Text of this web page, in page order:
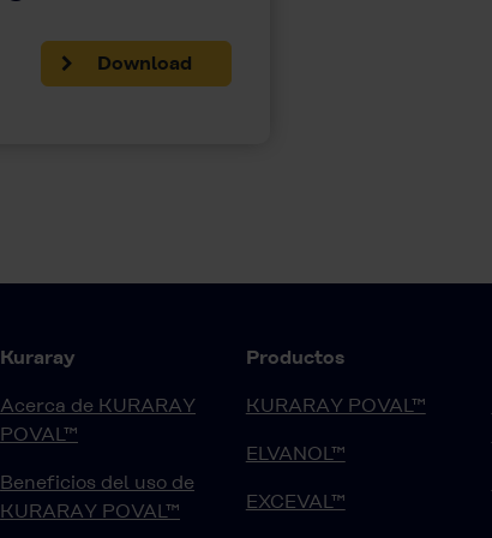
Download
Kuraray
Acerca de KURARAY
POVAL™
Beneficios del uso de
KURARAY POVAL™
Productos
KURARAY POVAL™
ELVANOL™
EXCEVAL™